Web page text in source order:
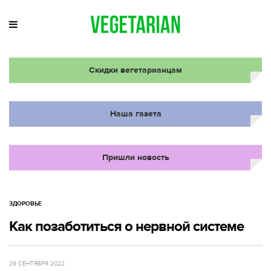
Скидки вегетарианцам
Наша газета
Пришли новость
ЗДОРОВЬЕ
Как позаботиться о нервной системе
29 СЕНТЯБРЯ 2022